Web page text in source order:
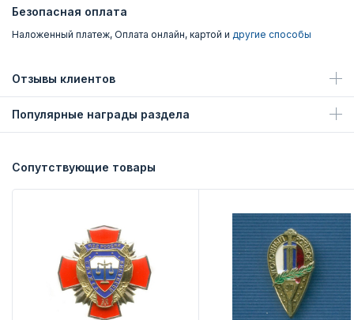
Безопасная оплата
Наложенный платеж, Оплата онлайн, картой и другие способы
Отзывы клиентов
Популярные награды раздела
Сопутствующие товары